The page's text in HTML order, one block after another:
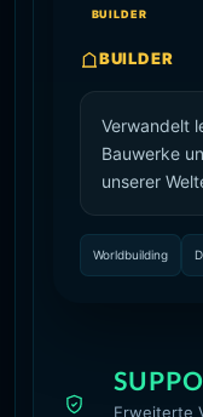
BUILDER
BUILDER
Verwandelt
Bauwerke
unserer
Worldbuilding
Erweiterte